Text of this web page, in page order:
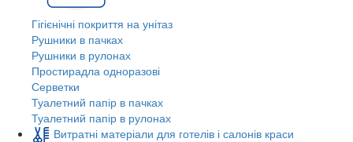
Гігієнічні покриття на унітаз
Рушники в пачках
Рушники в рулонах
Простирадла одноразові
Серветки
Туалетний папір в пачках
Туалетний папір в рулонах
Витратні матеріали для готелів і салонів краси